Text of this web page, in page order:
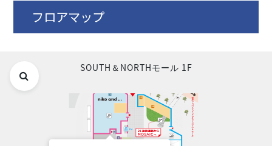
フロアマップ